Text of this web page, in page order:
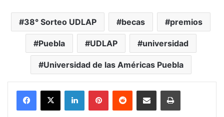
38° Sorteo UDLAP becas premios
Puebla UDLAP universidad
Universidad de las Américas Puebla
LinkedInPinterestReddit Share via Email Print